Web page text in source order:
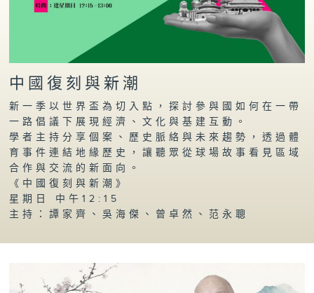
中國復刻與新潮
新一季以世界盃為切入點，探討參與國如何在一帶
一路倡議下展現經濟、文化與基建互動。
學者主持分享個案、歷史脈絡與未來趨勢，透過體
育事件連結地緣歷史，讓聽眾從球場故事看見區域
合作與交流的新面向。
《中國復刻與新潮》
星期日 中午12:15
主持：譚家齊、吳海傑、曾卓然、范永聰